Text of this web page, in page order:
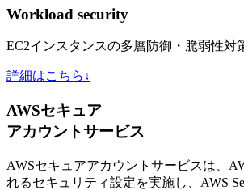
Workload security
EC2インスタンスの多層防御・脆弱性対
詳細はこちら↓
AWSセキュア
アカウントサービス
AWSセキュアアカウントサービスは、
れるセキュリティ設定を実施し、AWS